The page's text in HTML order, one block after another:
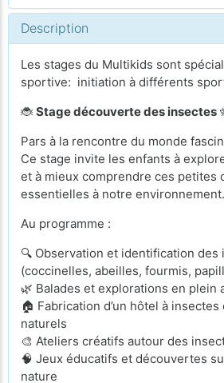
Description
Les stages du Multikids sont
sportive: initiation à différents
🐞 Stage découverte des insectes
Pars à la rencontre du monde
Ce stage invite les enfants à
et à mieux comprendre ces petites
essentielles à notre environnement.
Au programme :
🔍 Observation et identification des
(coccinelles, abeilles, fourmis,
🌿 Balades et explorations en plein
🏠 Fabrication d’un hôtel à
naturels
🎨 Ateliers créatifs autour des
🧠 Jeux éducatifs et découvertes
nature